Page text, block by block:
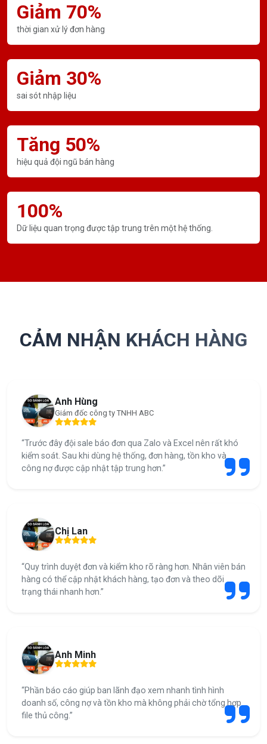
Giảm 70%
thời gian xử lý đơn hàng
Giảm 30%
sai sót nhập liệu
Tăng 50%
hiệu quả đội ngũ bán hàng
100%
Dữ liệu quan trọng được tập trung trên một hệ thống.
CẢM NHẬN KHÁCH HÀNG
Anh Hùng
Giám đốc công ty TNHH ABC
“Trước đây đội sale báo đơn qua Zalo và Excel nên rất khó
kiểm soát. Sau khi dùng hệ thống, đơn hàng, tồn kho và
công nợ được cập nhật tập trung hơn.”
Chị Lan
“Quy trình duyệt đơn và kiểm kho rõ ràng hơn. Nhân viên bán
hàng có thể cập nhật khách hàng, tạo đơn và theo dõi
trạng thái nhanh hơn.”
Anh Minh
“Phần báo cáo giúp ban lãnh đạo xem nhanh tình hình
doanh số, công nợ và tồn kho mà không phải chờ tổng hợp
file thủ công.”